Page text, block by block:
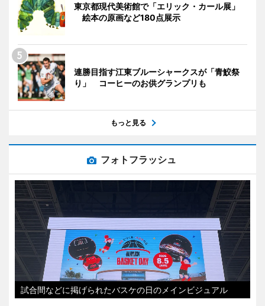
東京都現代美術館で「エリック・カール展」
絵本の原画など180点展示
連勝目指す江東ブルーシャークスが「青鮫祭
り」 コーヒーのお供グランプリも
もっと見る
フォトフラッシュ
試合間などに掲げられたバスケの日のメインビジュアル